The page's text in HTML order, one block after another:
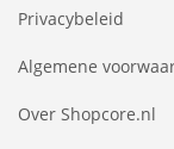
Privacybeleid
Algemene
Over Shopcore.nl